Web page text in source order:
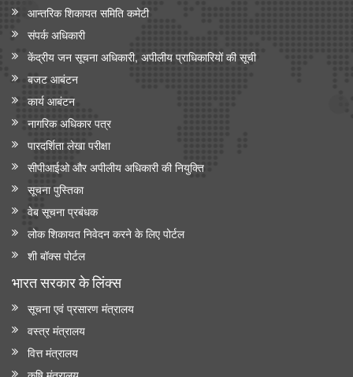
आन्‍तरिक शिकायत समिति कमेटी
संपर्क अधिकारी
केंद्रीय जन सूचना अधिकारी, अपीलीय प्राधिकारियों की सूची
बजट आबंटन
कार्य आबंटन
नागरिक अधिकार पत्र
पारदर्शिता लेखा परीक्षा
सीपीआईओ और अपी‍लीय अधिकारी की नियुक्ति
सूचना पुस्तिका
वेब सूचना प्रबंधक
लोक शिकायत निवेदन करने के लिए पोर्टल
शी बॉक्स पोर्टल
भारत सरकार के लिंक्‍स
सूचना एवं प्रसारण मंत्रालय
वस्त्र मंत्रालय
वित्त मंत्रालय